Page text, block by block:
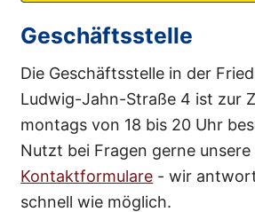
Geschäftsstelle
Die Geschäftsstelle in der
Ludwig-Jahn-Straße 4 ist zur
montags von 18 bis 20 Uhr
Nutzt bei Fragen gerne unsere
Kontaktformulare - wir
schnell wie möglich.